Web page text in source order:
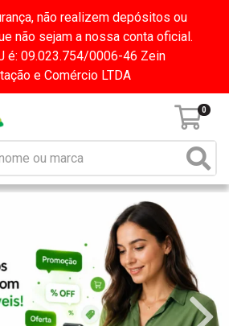
não realizem depósitos ou
não sejam a nossa conta oficial.
é: 09.023.754/0006-46 Zein
e Comércio LTDA
0